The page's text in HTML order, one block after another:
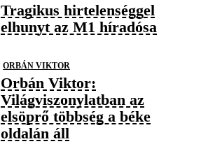
Tragikus hirtelenséggel
elhunyt az M1 híradósa
ORBÁN VIKTOR
Orbán Viktor:
Világviszonylatban az
elsöprő többség a béke
oldalán áll